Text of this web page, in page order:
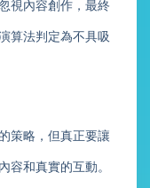
視內容創作，最終
算法判定為不具吸
策略，但真正要讓
容和真實的互動。